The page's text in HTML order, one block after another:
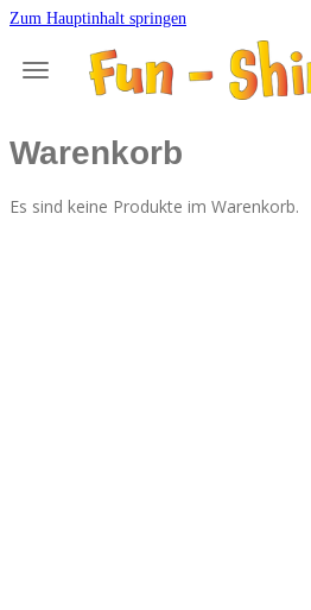
Zum Hauptinhalt springen
Warenkorb
Es sind keine Produkte im Warenkorb.